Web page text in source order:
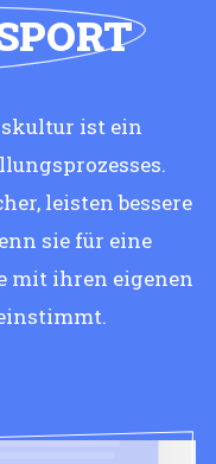
ist ein
leisten bessere
sie für eine
mit ihren eigenen